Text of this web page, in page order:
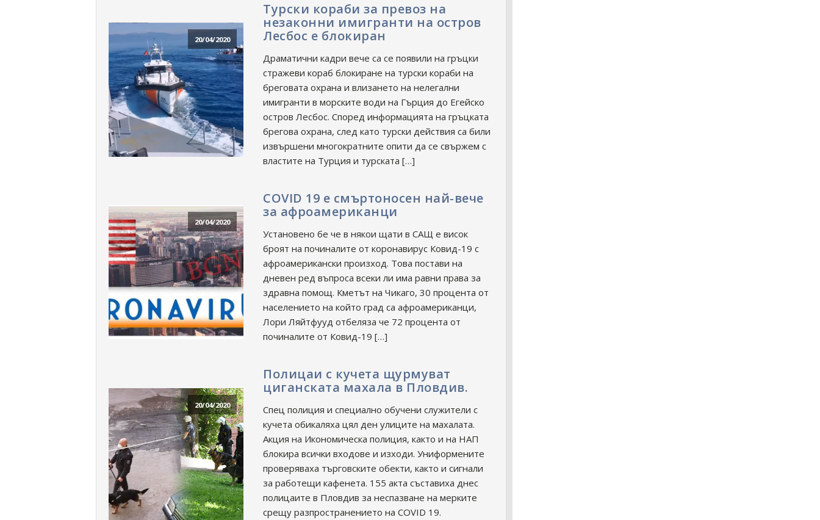
20/04/2020
Турски кораби за превоз на
незаконни имигранти на остров
Лесбос е блокиран
Драматични кадри вече са се появили на гръцки
стражеви кораб блокиране на турски кораби на
бреговата охрана и влизането на нелегални
имигранти в морските води на Гърция до Егейско
остров Лесбос. Според информацията на гръцката
брегова охрана, след като турски действия са били
извършени многократните опити да се свържем с
властите на Турция и турската […]
20/04/2020
COVID 19 е смъртоносен най-вече
за афроамериканци
Установено бе че в някои щати в САЩ е висок
броят на починалите от коронавирус Ковид-19 с
афроамерикански произход. Това постави на
дневен ред въпроса всеки ли има равни права за
здравна помощ. Кметът на Чикаго, 30 процента от
населението на който град са афроамериканци,
Лори Ляйтфууд отбеляза че 72 процента от
починалите от Ковид-19 […]
20/04/2020
Полицаи с кучета щурмуват
циганската махала в Пловдив.
Спец полиция и специално обучени служители с
кучета обикаляха цял ден улиците на махалата.
Акция на Икономическа полиция, както и на НАП
блокира всички входове и изходи. Униформените
проверяваха търговските обекти, както и сигнали
за работещи кафенета. 155 акта съставиха днес
полицаите в Пловдив за неспазване на мерките
срещу разпространението на COVID 19.